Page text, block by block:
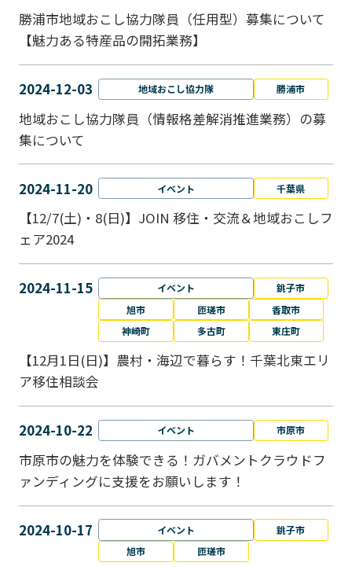
勝浦市地域おこし協力隊員（任用型）募集について
【魅力ある特産品の開拓業務】
2024-12-03 地域おこし協力隊 勝浦市
地域おこし協力隊員（情報格差解消推進業務）の募
集について
2024-11-20 イベント 千葉県
【12/7(土)・8(日)】JOIN 移住・交流＆地域おこしフ
ェア2024
2024-11-15 イベント
銚子市
旭市
匝瑳市
香取市
神崎町
多古町 東庄町
【12月1日(日)】農村・海辺で暮らす！千葉北東エリ
ア移住相談会
2024-10-22 イベント 市原市
市原市の魅力を体験できる！ガバメントクラウドフ
ァンディングに支援をお願いします！
2024-10-17 イベント
銚子市
旭市
匝瑳市